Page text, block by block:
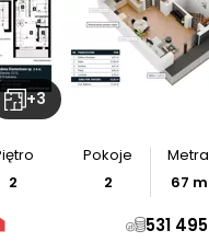
+3
2
Pokoje
2
67
531 495